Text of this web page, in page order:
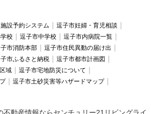
設予約システム
逗子市妊婦・育児相談
校 逗子市中学校
逗子市内病院一覧
市消防本部
逗子市住民異動の届け出
市ふるさと納税
逗子市都市計画図
域
逗子市宅地防災について
逗子市土砂災害等ハザードマップ